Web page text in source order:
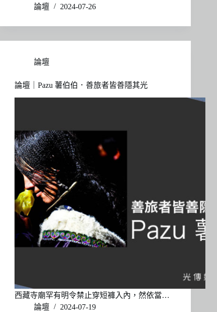
論壇
2024-07-26
論壇
論壇｜Pazu 薯伯伯．善旅者皆善隱其光
西藏寺廟罕有明令禁止穿短褲入內，然依當…
論壇
2024-07-19